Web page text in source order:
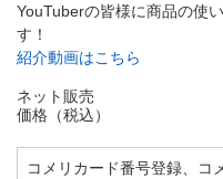
YouTuberの皆様に商品の使
す！
紹介動画はこちら
ネット販売
価格（税込）
コメリカード番号登録、コ